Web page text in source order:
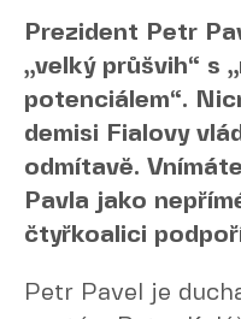
Prezident Petr
„velký průšvih“ s
potenciálem“.
demisi Fialovy
odmítavě.
Pavla jako
čtyřkoalici
Petr Pavel je